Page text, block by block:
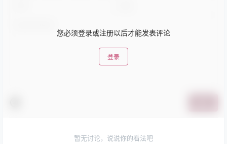
您必须登录或注册以后才能发表评论
登录
暂无讨论，说说你的看法吧